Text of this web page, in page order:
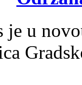
je u